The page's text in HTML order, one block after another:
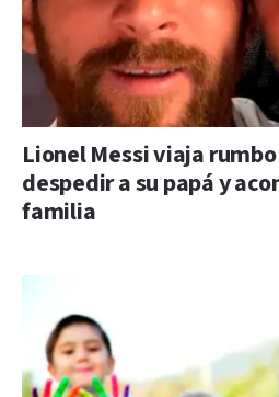
Lionel Messi viaja
despedir a su papá y
familia